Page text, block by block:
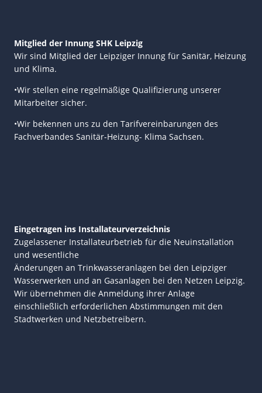
Mitglied der Innung SHK Leipzig
Wir sind Mitglied der Leipziger Innung für Sanitär, Heizung
und Klima.
•Wir stellen eine regelmäßige Qualifizierung unserer
Mitarbeiter sicher.
•Wir bekennen uns zu den Tarifvereinbarungen des
Fachverbandes Sanitär-Heizung- Klima Sachsen.
Eingetragen ins Installateurverzeichnis
Zugelassener Installateurbetrieb für die Neuinstallation
und wesentliche
Änderungen an Trinkwasseranlagen bei den Leipziger
Wasserwerken und an Gasanlagen bei den Netzen Leipzig.
Wir übernehmen die Anmeldung ihrer Anlage
einschließlich erforderlichen Abstimmungen mit den
Stadtwerken und Netzbetreibern.